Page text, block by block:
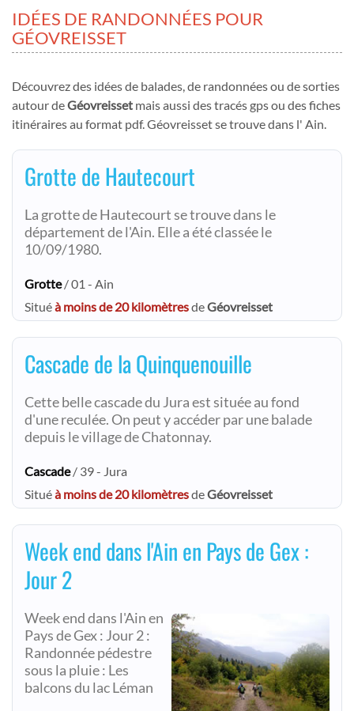
IDÉES DE RANDONNÉES POUR
GÉOVREISSET
Découvrez des idées de balades, de randonnées ou de sorties
autour deGéovreisset mais aussi des tracés gps ou des fiches
itinéraires au format pdf. Géovreisset se trouve dans l' Ain.
Grotte de Hautecourt
La grotte de Hautecourt se trouve dans le
département de l'Ain. Elle a été classée le
10/09/1980.
Grotte/ 01 - Ain
Situéà moins de 20 kilomètresdeGéovreisset
Cascade de la Quinquenouille
Cette belle cascade du Jura est située au fond
d'une reculée. On peut y accéder par une balade
depuis le village de Chatonnay.
Cascade/ 39 - Jura
Situéà moins de 20 kilomètresdeGéovreisset
Week end dans l'Ain en Pays de Gex :
Jour 2
Week end dans l'Ain en
Pays de Gex : Jour 2 :
Randonnée pédestre
sous la pluie : Les
balcons du lac Léman